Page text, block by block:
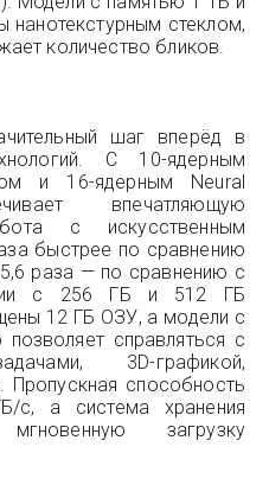
стеклом,
количество бликов.
шаг вперёд в
С 10-ядерным
и 16-ядерным Neural
впечатляющую
с искусственным
быстрее по сравнению
раза — по сравнению с
с 256 ГБ и 512 ГБ
12 ГБ ОЗУ, а модели с
справляться с
3D-графикой,
способность
с, а система хранения
загрузку